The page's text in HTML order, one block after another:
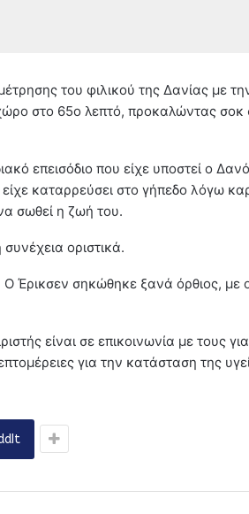
του φιλικού της Δανίας με
στο 65ο λεπτό, προκαλώντας σοκ
επεισόδιο που είχε υποστεί ο
καταρρεύσει στο γήπεδο λόγω
σωθεί η ζωή του.
οριστικά.
Έρικσεν σηκώθηκε ξανά όρθιος, με
είναι σε επικοινωνία με τους
για την κατάσταση της